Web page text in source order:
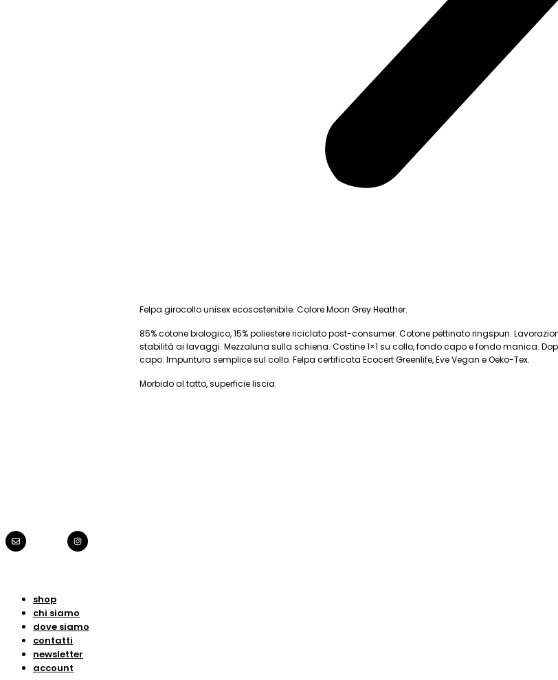
Felpa girocollo unisex ecosostenibile. Colore Moon Grey Heather.
85% cotone biologico, 15% poliestere riciclato post-consumer. Cotone pettinato ringspun.
stabilità ai lavaggi. Mezzaluna sulla schiena. Costine 1×1 su collo, fondo capo e fondo manica.
capo. Impuntura semplice sul collo. Felpa certificata Ecocert Greenlife, Eve Vegan e Oeko-Tex.
Morbido al tatto, superficie liscia.
shop
chi siamo
dove siamo
contatti
newsletter
account